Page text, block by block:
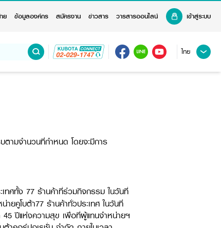
ย ข้อมูลองค์กร สมัครงาน ข่าวสาร วารสารออนไลน์ เข้าสู่ระบบ
ไทย
ามจำนวนที่กำหนด โดยจะมีการ
ทศทั้ง 77 ร้านค้าที่ร่วมกิจกรรม ในวันที่
คูโบต้า77 ร้านค้าทั่วประเทศ ในวันที่
ปีแห่งความสุข เพื่อที่ผู้แทนจำหน่ายฯ